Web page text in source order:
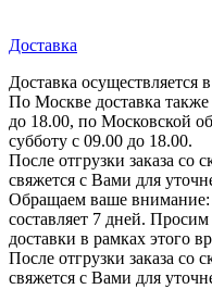
Доставка
Доставка осуществляется
По Москве доставка
до 18.00, по Московской
субботу с 09.00 до 18.00.
После отгрузки заказа со
свяжется с Вами для
Обращаем ваше внимание:
составляет 7 дней.
доставки в рамках этого
После отгрузки заказа со
свяжется с Вами для